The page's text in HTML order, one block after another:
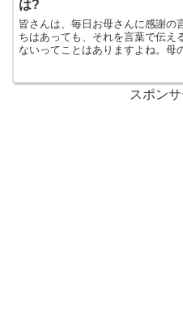
は?
皆さんは、毎日お母さんに感謝の
ちはあっても、それを言葉で伝え
ないってことはありますよね。母
スポン